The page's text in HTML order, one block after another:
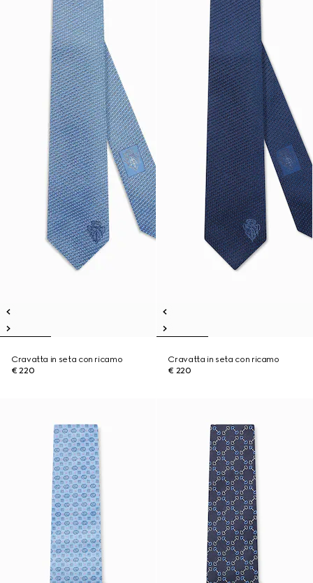
Cravatta in seta con ricamo
€ 220
Cravatta in seta con ricamo
€ 220